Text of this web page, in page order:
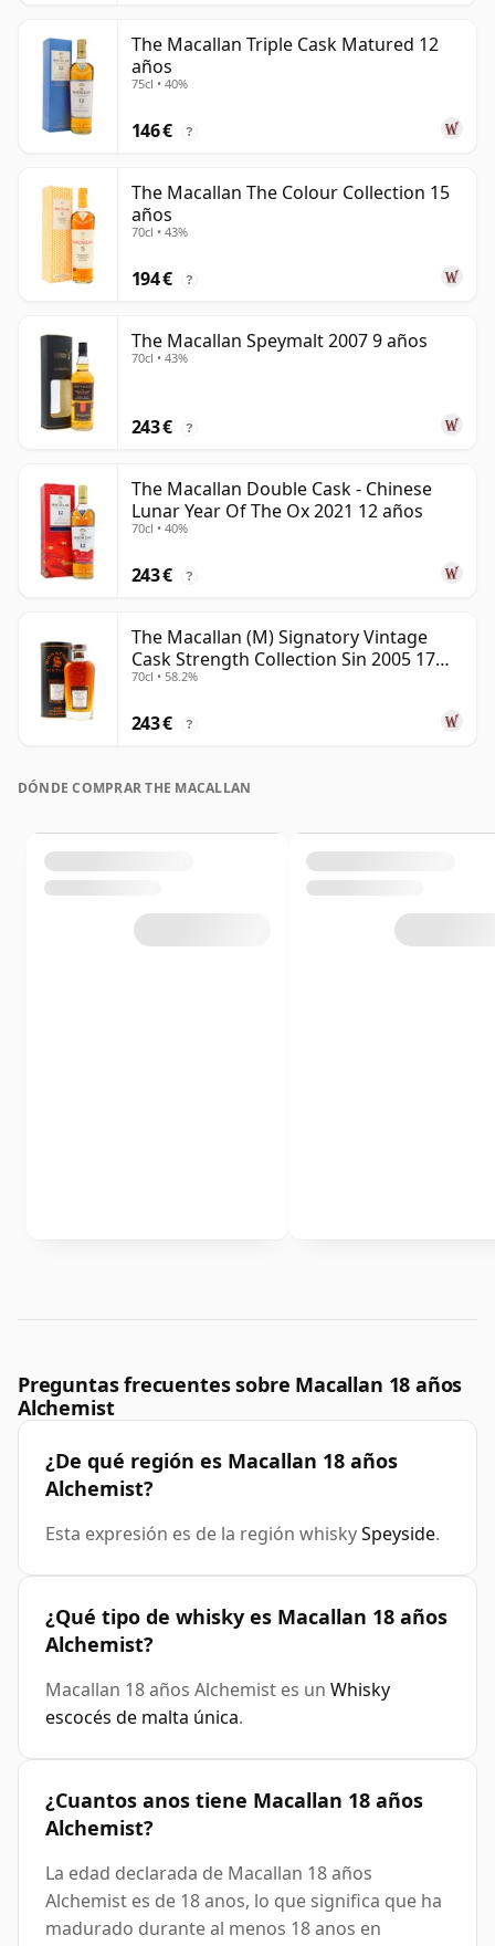
The Macallan Triple Cask Matured 12
años
75cl • 40%
146 € ?
The Macallan The Colour Collection 15
años
70cl • 43%
194 € ?
The Macallan Speymalt 2007 9 años
70cl • 43%
243 € ?
The Macallan Double Cask - Chinese
Lunar Year Of The Ox 2021 12 años
70cl • 40%
243 € ?
The Macallan (M) Signatory Vintage
Cask Strength Collection Sin 2005 17
años
70cl • 58.2%
243 € ?
DÓNDE COMPRAR THE MACALLAN
Preguntas frecuentes sobre Macallan 18 años
Alchemist
¿De qué región es Macallan 18 años
Alchemist?
Esta expresión es de la región whiskySpeyside.
¿Qué tipo de whisky es Macallan 18 años
Alchemist?
Macallan 18 años Alchemist es un Whisky
escocés de malta única.
¿Cuantos anos tiene Macallan 18 años
Alchemist?
La edad declarada de Macallan 18 años
Alchemist es de 18 anos, lo que significa que ha
madurado durante al menos 18 anos en